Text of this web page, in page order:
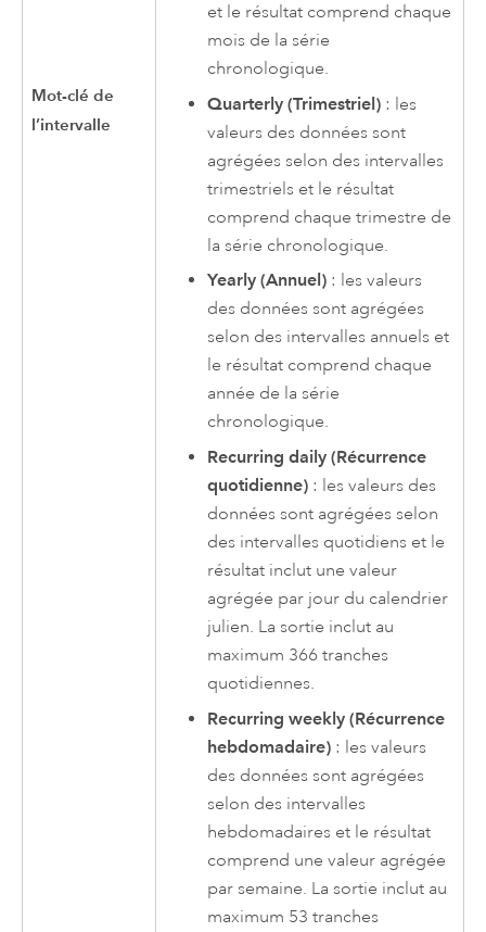
Mot-clé de
l’intervalle
et le résultat comprend chaque
mois de la série
chronologique.
Quarterly (Trimestriel) : les
valeurs des données sont
agrégées selon des intervalles
trimestriels et le résultat
comprend chaque trimestre de
la série chronologique.
Yearly (Annuel) : les valeurs
des données sont agrégées
selon des intervalles annuels et
le résultat comprend chaque
année de la série
chronologique.
Recurring daily (Récurrence
quotidienne) : les valeurs des
données sont agrégées selon
des intervalles quotidiens et le
résultat inclut une valeur
agrégée par jour du calendrier
julien. La sortie inclut au
maximum 366 tranches
quotidiennes.
Recurring weekly (Récurrence
hebdomadaire) : les valeurs
des données sont agrégées
selon des intervalles
hebdomadaires et le résultat
comprend une valeur agrégée
par semaine. La sortie inclut au
maximum 53 tranches